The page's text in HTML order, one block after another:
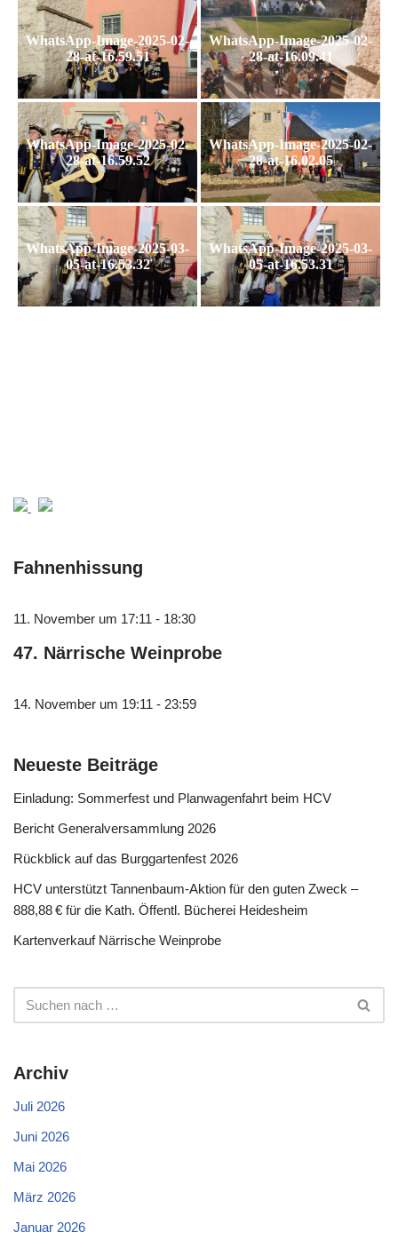
WhatsApp-Image-2025-02-
28-at-16.59.51
WhatsApp-Image-2025-02-
28-at-16.09.41
WhatsApp-Image-2025-02-
28-at-16.59.52
WhatsApp-Image-2025-02-
28-at-16.02.05
WhatsApp-Image-2025-03-
05-at-16.53.32
WhatsApp-Image-2025-03-
05-at-16.53.31
Fahnenhissung
11. November um 17:11 - 18:30
47. Närrische Weinprobe
14. November um 19:11 - 23:59
Neueste Beiträge
Einladung: Sommerfest und Planwagenfahrt beim HCV
Bericht Generalversammlung 2026
Rückblick auf das Burggartenfest 2026
HCV unterstützt Tannenbaum-Aktion für den guten Zweck –
888,88 € für die Kath. Öffentl. Bücherei Heidesheim
Kartenverkauf Närrische Weinprobe
Archiv
Juli 2026
Juni 2026
Mai 2026
März 2026
Januar 2026